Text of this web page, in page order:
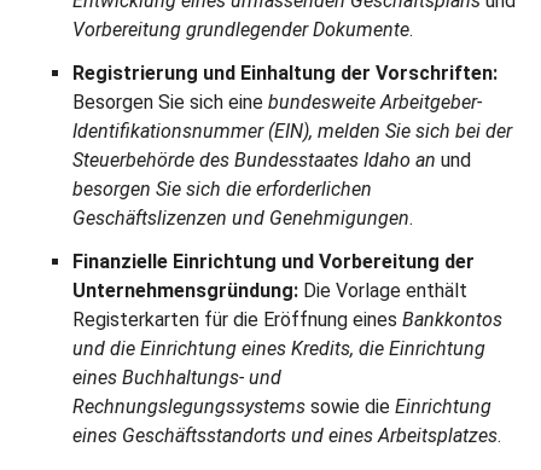
Vorbereitung grundlegender Dokumente.
Registrierung und Einhaltung der Vorschriften:
Besorgen Sie sich eine bundesweite Arbeitgeber-
Identifikationsnummer (EIN), melden Sie sich bei der
Steuerbehörde des Bundesstaates Idaho an und
besorgen Sie sich die erforderlichen
Geschäftslizenzen und Genehmigungen.
Finanzielle Einrichtung und Vorbereitung der
Unternehmensgründung: Die Vorlage enthält
Registerkarten für die Eröffnung eines Bankkontos
und die Einrichtung eines Kredits, die Einrichtung
eines Buchhaltungs- und
Rechnungslegungssystems sowie die Einrichtung
eines Geschäftsstandorts und eines Arbeitsplatzes.